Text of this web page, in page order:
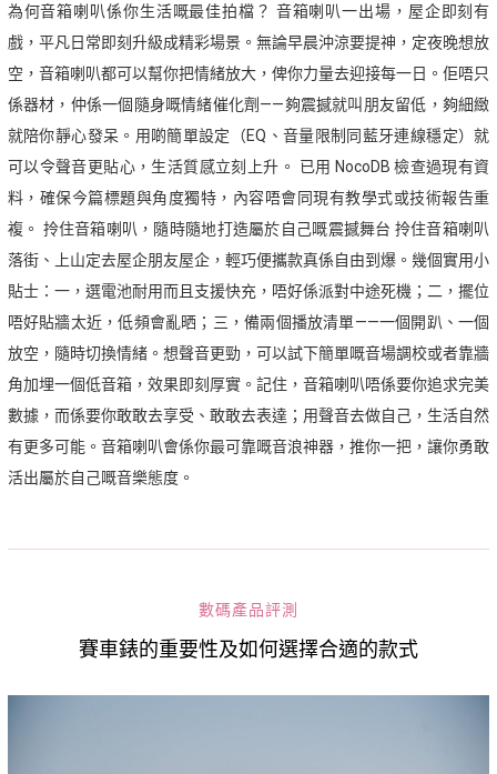
為何音箱喇叭係你生活嘅最佳拍檔？ 音箱喇叭一出場，屋企即刻有
戲，平凡日常即刻升級成精彩場景。無論早晨沖涼要提神，定夜晚想放
空，音箱喇叭都可以幫你把情緒放大，俾你力量去迎接每一日。佢唔只
係器材，仲係一個隨身嘅情緒催化劑——夠震撼就叫朋友留低，夠細緻
就陪你靜心發呆。用啲簡單設定（EQ、音量限制同藍牙連線穩定）就
可以令聲音更貼心，生活質感立刻上升。 已用 NocoDB 檢查過現有資
料，確保今篇標題與角度獨特，內容唔會同現有教學式或技術報告重
複。 拎住音箱喇叭，隨時隨地打造屬於自己嘅震撼舞台 拎住音箱喇叭
落街、上山定去屋企朋友屋企，輕巧便攜款真係自由到爆。幾個實用小
貼士：一，選電池耐用而且支援快充，唔好係派對中途死機；二，擺位
唔好貼牆太近，低頻會亂晒；三，備兩個播放清單——一個開趴、一個
放空，隨時切換情緒。想聲音更勁，可以試下簡單嘅音場調校或者靠牆
角加埋一個低音箱，效果即刻厚實。記住，音箱喇叭唔係要你追求完美
數據，而係要你敢敢去享受、敢敢去表達；用聲音去做自己，生活自然
有更多可能。音箱喇叭會係你最可靠嘅音浪神器，推你一把，讓你勇敢
活出屬於自己嘅音樂態度。
數碼產品評測
賽車錶的重要性及如何選擇合適的款式